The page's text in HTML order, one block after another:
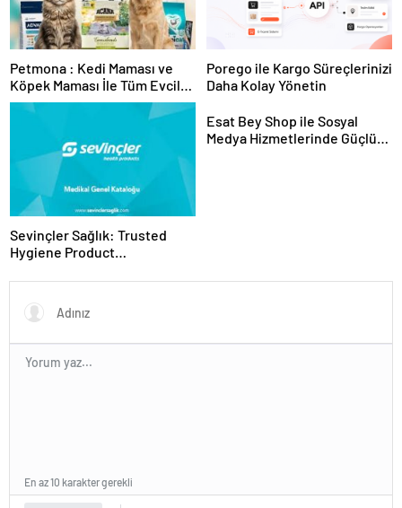
Petmona : Kedi Maması ve
Köpek Maması İle Tüm Evcil
Hayvan Ürünleri
Porego ile Kargo Süreçlerinizi
Daha Kolay Yönetin
Sevinçler Sağlık: Trusted
Hygiene Product
Esat Bey Shop ile Sosyal
Medya Hizmetlerinde Güçlü
En az 10 karakter gerekli